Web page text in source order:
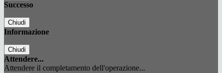
Successo
Chiudi
Informazione
Chiudi
Attendere...
Attendere il completamento dell'operazione...